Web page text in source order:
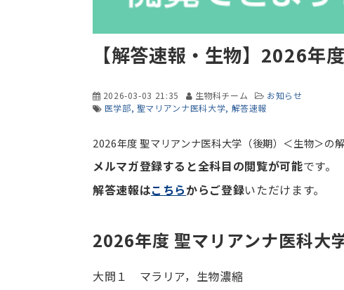
【解答速報・生物】2026年
2026-03-03 21:35 生物科チーム
お知らせ
医学部 聖マリアンナ医科大学 解答速報
2026年度 聖マリアンナ医科大学（後期）＜生物＞の
メルマガ登録すると全科目の閲覧が可能です。
解答速報はこちらからご登録いただけます。
2026年度 聖マリアンナ医科大
大問１ マラリア，生物濃縮